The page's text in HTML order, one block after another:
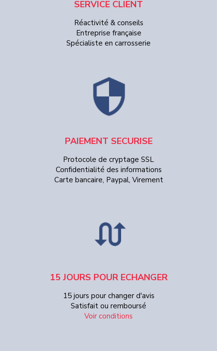
SERVICE CLIENT
Réactivité & conseils
Entreprise française
Spécialiste en carrosserie
PAIEMENT SECURISE
Protocole de cryptage SSL
Confidentialité des informations
Carte bancaire, Paypal, Virement
15 JOURS POUR ECHANGER
15 jours pour changer d'avis
Satisfait ou remboursé
Voir conditions